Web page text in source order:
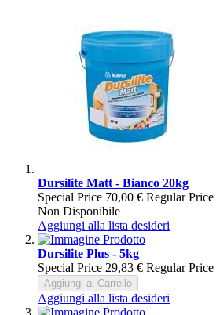
Dursilite Matt - Bianco 20kg
Special Price 70,00 € Regular Price
Non Disponibile
Aggiungi alla lista desideri
Dursilite Plus - 5kg
Special Price 29,83 € Regular Price
Aggiungi al Carrello
Aggiungi alla lista desideri